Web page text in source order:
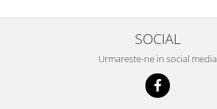
SOCIAL
Urmareste-ne in social media